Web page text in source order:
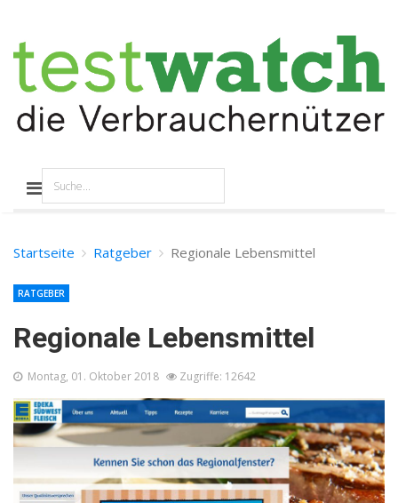
Startseite Ratgeber Regionale Lebensmittel
Regionale Lebensmittel
RATGEBER
Montag, 01. Oktober 2018 Zugriffe: 12642